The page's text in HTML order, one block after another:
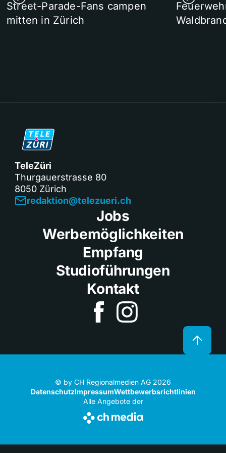
Street-Parade-Fans campen
mitten in Zürich
TeleZüri
Thurgauerstrasse 80
8050 Zürich
redaktion@telezueri.ch
Jobs
Werbemöglichkeiten
Empfang
Studioführungen
Kontakt
© by CH Regionalmedien AG 2026
DatenschutzImpressumWettbewerbsrichtlinien
Alle Angebote der